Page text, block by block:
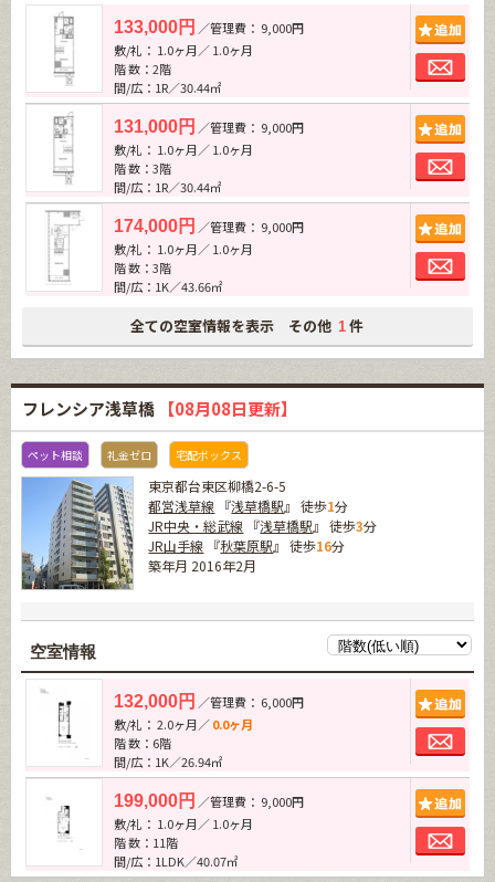
133,000円 ／管理費： 9,000円
敷/礼： 1.0ヶ月／ 1.0ヶ月
階 数：2階
間/広：1R／30.44㎡
131,000円 ／管理費： 9,000円
敷/礼： 1.0ヶ月／ 1.0ヶ月
階 数：3階
間/広：1R／30.44㎡
174,000円 ／管理費： 9,000円
敷/礼： 1.0ヶ月／ 1.0ヶ月
階 数：3階
間/広：1K／43.66㎡
全ての空室情報を表示 その他 1 件
フレンシア浅草橋 【08月08日更新】
ペット相談 礼金ゼロ 宅配ボックス
東京都台東区柳橋2-6-5
都営浅草線 『浅草橋駅』 徒歩1分
JR中央・総武線 『浅草橋駅』 徒歩3分
JR山手線 『秋葉原駅』 徒歩16分
築年月 2016年2月
空室情報
132,000円 ／管理費： 6,000円
敷/礼： 2.0ヶ月／0.0ヶ月
階 数：6階
間/広：1K／26.94㎡
199,000円 ／管理費： 9,000円
敷/礼： 1.0ヶ月／ 1.0ヶ月
階 数：11階
間/広：1LDK／40.07㎡